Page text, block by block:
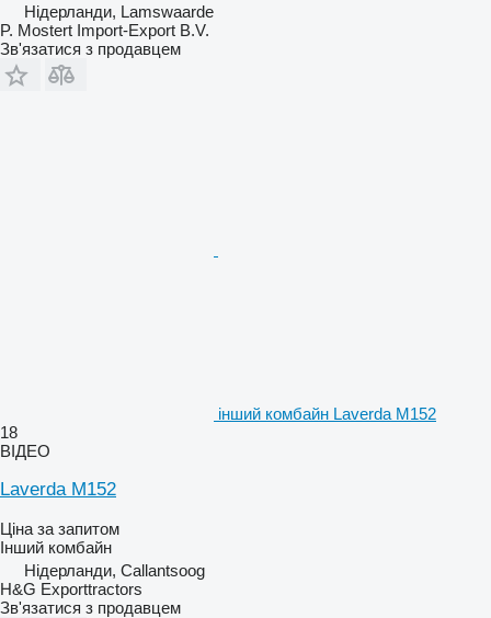
Нідерланди, Lamswaarde
P. Mostert Import-Export B.V.
Зв'язатися з продавцем
інший комбайн Laverda M152
18
ВІДЕО
Laverda M152
Ціна за запитом
Інший комбайн
Нідерланди, Callantsoog
H&G Exporttractors
Зв'язатися з продавцем